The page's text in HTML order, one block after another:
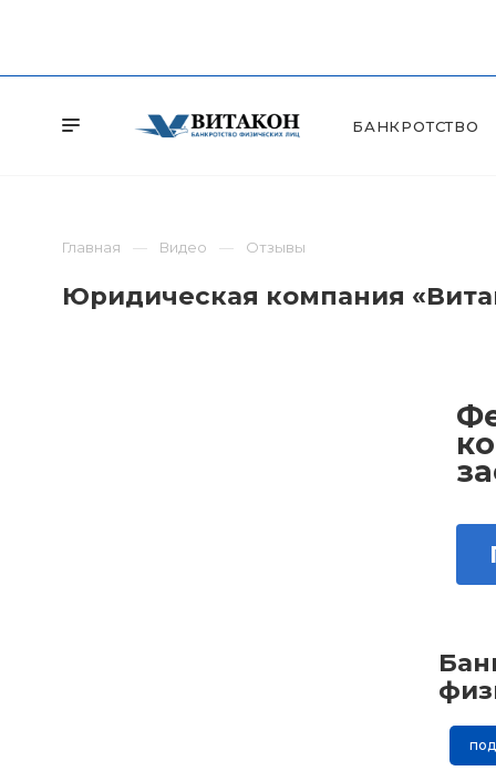
БАНКРОТСТВО
Главная Видео Отзывы
Юридическая компания